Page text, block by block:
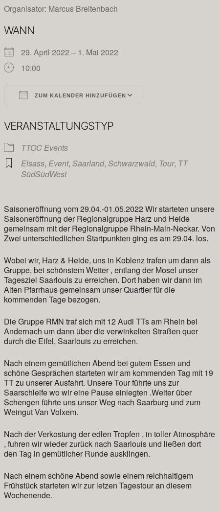
Organisator: Marcus Breitenbach
WANN
29. April 2022 – 1. Mai 2022
10:00
ZUM KALENDER HINZUFÜGEN
VERANSTALTUNGSTYP
TTOC Events
Elsass, Event, Saarland, Schwarzwald, Tour, TT
SüdSüdWest
Saisoneröffnung vom 29.04.-01.05.2022 Wir starteten unsere
Saisoneröffnung der Regionalgruppe Harz und Heide
gemeinsam mit der Regionalgruppe Rhein-Main-Neckar. Von
Zwei unterschiedlichen Startpunkten ging es am 29.04. los.
Wobei wir, Harz & Heide, uns in Koblenz trafen um dann als
Gruppe, bei schönstem Wetter , entlang der Mosel unser
Tagesziel Saarlouis zu erreichen. Dort haben wir dann im
Alten Pfarrhaus gemeinsam unser Quartier für die
kommenden Tage bezogen.
Die Gruppe RMN traf sich mit 12 Audi TTs am Rhein bei
Andernach um dann über die verwinkelten Straßen quer
durch die Eifel, Saarlouis zu erreichen.
Nach einem gemütlichen Abend bei gutem Essen und
schöne Gesprächen starteten wir am kommenden Tag mit 19
TT zu unserer Ausfahrt. Unsere Tour führte uns zur
Saarschleife wo wir eine Pause einlegten .Weiter über
Schengen führte uns unser Weg nach Saarburg und zum
Weingut Van Volxem.
Nach der Verkostung der edlen Tropfen , in toller Atmosphäre
, fuhren wir wieder zurück nach Saarlouis und ließen dort
den Tag in gemütlicher Runde ausklingen.
Nach einem schöne Abend sowie einem reichhaltigem
Frühstück starteten wir zur letzen Tagestour an diesem
Wochenende.